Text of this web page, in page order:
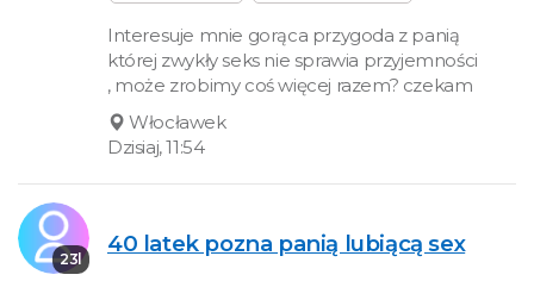
Interesuje mnie gorąca przygoda z panią
której zwykły seks nie sprawia przyjemności
, może zrobimy coś więcej razem? czekam
Włocławek
Dzisiaj, 11:54
23l
40 latek pozna panią lubiącą sex